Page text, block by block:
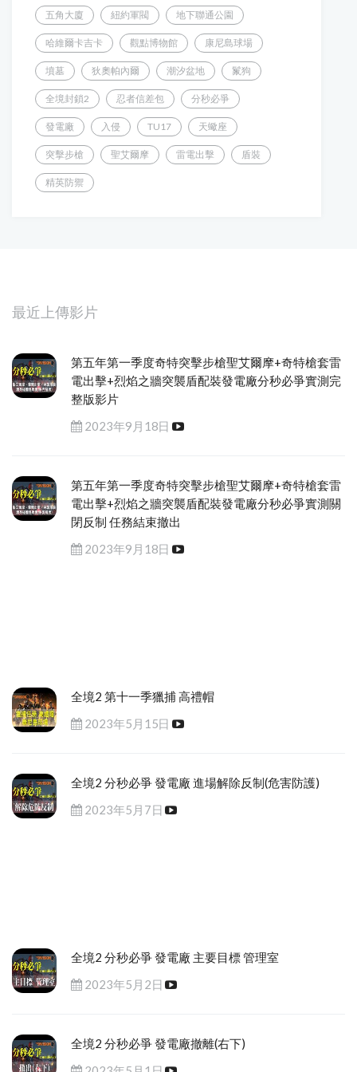
五角大廈 紐約軍閥 地下聯通公園
哈維爾卡吉卡 觀點博物館 康尼島球場
墳墓 狄奧帕內爾 潮汐盆地 鬣狗
全境封鎖2 忍者信差包 分秒必爭
發電廠 入侵 TU17 天蠍座
突擊步槍 聖艾爾摩 雷電出擊 盾裝
精英防禦
最近上傳影片
第五年第一季度奇特突擊步槍聖艾爾摩+奇特槍套雷
電出擊+烈焰之牆突襲盾配裝發電廠分秒必爭實測完
整版影片
2023年9月18日
第五年第一季度奇特突擊步槍聖艾爾摩+奇特槍套雷
電出擊+烈焰之牆突襲盾配裝發電廠分秒必爭實測關
閉反制 任務結束撤出
2023年9月18日
全境2 第十一季獵捕 高禮帽
2023年5月15日
全境2 分秒必爭 發電廠 進場解除反制(危害防護)
2023年5月7日
全境2 分秒必爭 發電廠 主要目標 管理室
2023年5月2日
全境2 分秒必爭 發電廠撤離(右下)